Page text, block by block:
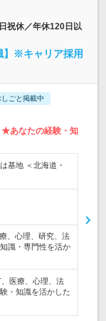
祝休／年休120日以
】※キャリア採用
ごと掲載中
★あなたの経験・知
基地 ＜北海道・
、心理、研究、法
識・専門性を活か
医療、心理、法
・知識を活かした